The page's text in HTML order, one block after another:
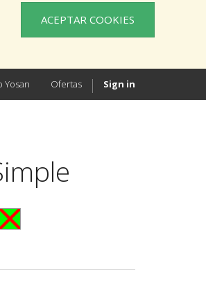
ACEPTAR COOKIES
Yosan Ofertas Sign in